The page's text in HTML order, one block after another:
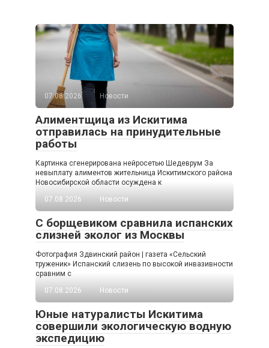
07.08.2026 Новости
Алиментщица из Искитима
отправилась на принудительные
работы
Картинка сгенерирована нейросетью Шедеврум За
невыплату алиментов жительница Искитимского района
Новосибирской области осуждена к
07.08.2026
Новости
С борщевиком сравнила испанских
слизней эколог из Москвы
Фотография Здвинский район | газета «Сельский
труженик» Испанский слизень по высокой инвазивности
сравним с
07.08.2026
Новости
Юные натуралисты Искитима
совершили экологическую водную
экспедицию